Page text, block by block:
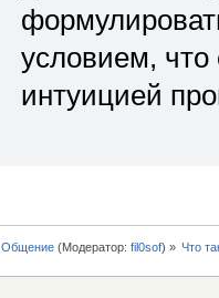
условием, что
интуицией
Общение(Модератор: fil0sof) » Что